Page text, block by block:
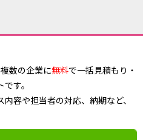
数の企業に無料で一括見積もり・
す。
容や担当者の対応、納期など、